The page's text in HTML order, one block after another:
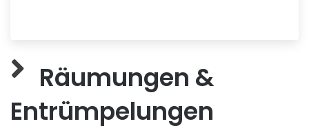
Räumungen &
Entrümpelungen